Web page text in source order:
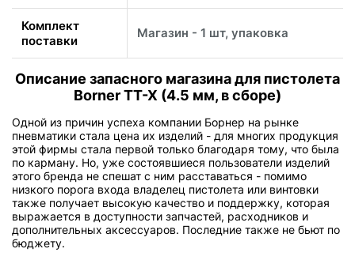
Комплект
поставки
Магазин - 1 шт, упаковка
Описание запасного магазина для пистолета
Borner TT-X (4.5 мм, в сборе)
Одной из причин успеха компании Борнер на рынке
пневматики стала цена их изделий - для многих продукция
этой фирмы стала первой только благодаря тому, что была
по карману. Но, уже состоявшиеся пользователи изделий
этого бренда не спешат с ним расставаться - помимо
низкого порога входа владелец пистолета или винтовки
также получает высокую качество и поддержку, которая
выражается в доступности запчастей, расходников и
дополнительных аксессуаров. Последние также не бьют по
бюджету.